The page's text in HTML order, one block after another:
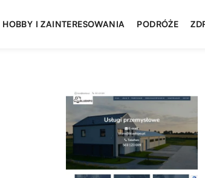
HOBBY I ZAINTERESOWANIA PODRÓŻE